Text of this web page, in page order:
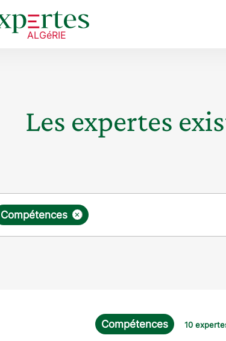
Les expertes
×
Compétences
Compétences 10